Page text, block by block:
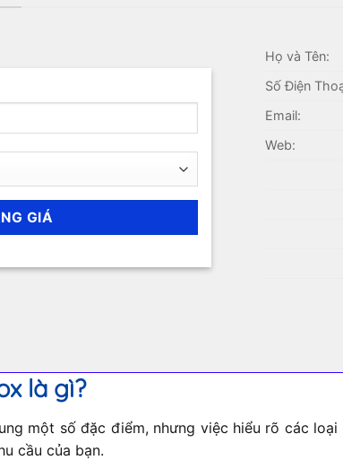
Họ và Tên:
Số Điện
Email:
Web:
là gì?
một số đặc điểm, nhưng việc hiểu rõ các
cầu của bạn.